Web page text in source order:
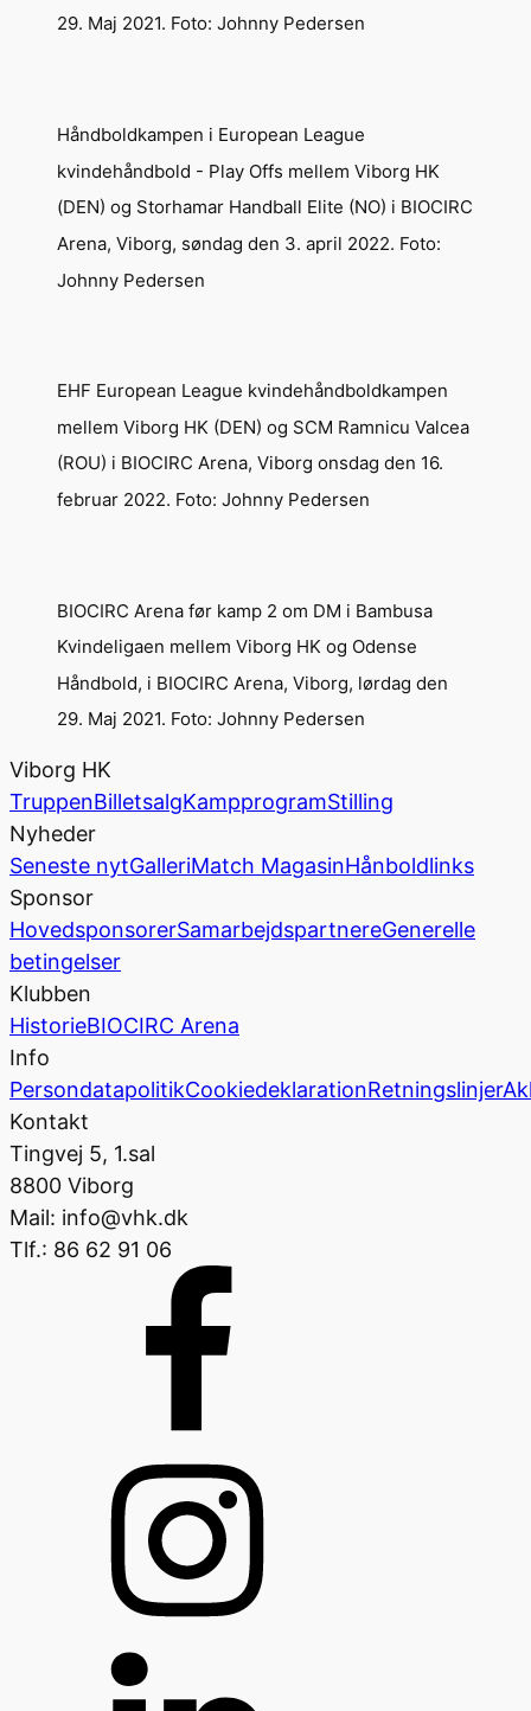
29. Maj 2021. Foto: Johnny Pedersen
Håndboldkampen i European League
kvindehåndbold - Play Offs mellem Viborg HK
(DEN) og Storhamar Handball Elite (NO) i BIOCIRC
Arena, Viborg, søndag den 3. april 2022. Foto:
Johnny Pedersen
EHF European League kvindehåndboldkampen
mellem Viborg HK (DEN) og SCM Ramnicu Valcea
(ROU) i BIOCIRC Arena, Viborg onsdag den 16.
februar 2022. Foto: Johnny Pedersen
BIOCIRC Arena før kamp 2 om DM i Bambusa
Kvindeligaen mellem Viborg HK og Odense
Håndbold, i BIOCIRC Arena, Viborg, lørdag den
29. Maj 2021. Foto: Johnny Pedersen
Viborg HK
TruppenBilletsalgKampprogramStilling
Nyheder
Seneste nytGalleriMatch MagasinHånboldlinks
Sponsor
HovedsponsorerSamarbejdspartnereGenerelle
betingelser
Klubben
HistorieBIOCIRC Arena
Info
PersondatapolitikCookiedeklarationRetningslinjer
Kontakt
Tingvej 5, 1.sal
8800 Viborg
Mail: info@vhk.dk
Tlf.: 86 62 91 06